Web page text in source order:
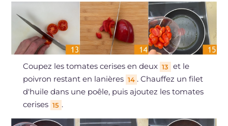
Coupez les tomates cerises en deux 13
et le
poivron restant en lanières 14 . Chauffez un filet
d'huile dans une poêle, puis ajoutez les tomates
cerises 15 .